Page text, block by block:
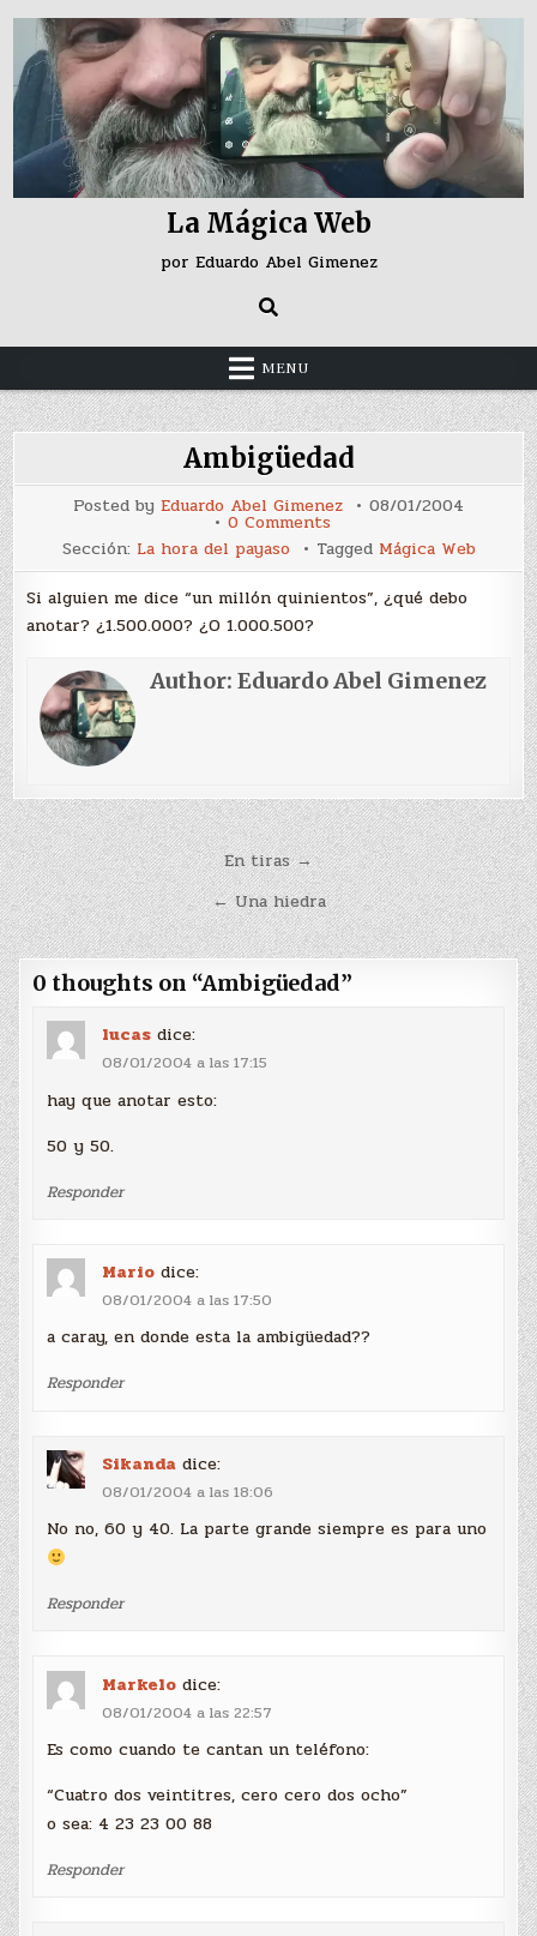
Skip
content
La Mágica Web
por Eduardo Abel Gimenez
MENU
Ambigüedad
Posted by Eduardo Abel Gimenez 08/01/2004
0 Commentson
Ambigüedad
Sección: La hora del payaso Tagged Mágica Web
Si alguien me dice “un millón quinientos”, ¿qué debo
anotar? ¿1.500.000? ¿O 1.000.500?
Author:Eduardo Abel Gimenez
Navegación
de
entradas
En tiras →
← Una hiedra
0 thoughts on “Ambigüedad”
lucas dice:
08/01/2004 a las 17:15
hay que anotar esto:
50 y 50.
Responder
Mario dice:
08/01/2004 a las 17:50
a caray, en donde esta la ambigüedad??
Responder
Sikanda dice:
08/01/2004 a las 18:06
No no, 60 y 40. La parte grande siempre es para uno
Responder
Markelo dice:
08/01/2004 a las 22:57
Es como cuando te cantan un teléfono:
“Cuatro dos veintitres, cero cero dos ocho”
o sea: 4 23 23 00 88
Responder